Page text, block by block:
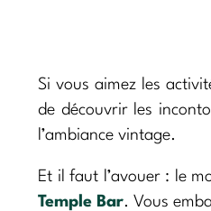
Si vous aimez les
de découvrir les
l’ambiance vintage.
Et il faut l’avouer : le
Temple Bar. Vous